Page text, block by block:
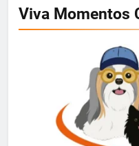
Viva Momentos